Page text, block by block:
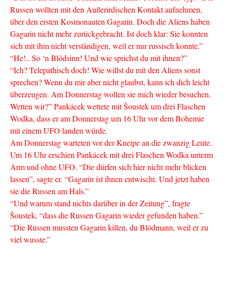
Russen wollten mit den Außerirdischen Kontakt aufnehmen,
über den ersten Kosmonauten Gagarin. Doch die Aliens haben
Gagarin nicht mehr zurückgebracht. Ist doch klar: Sie konnten
sich mit ihm nicht verständigen, weil er nur russisch konnte.”
“He!.. So ‘n Blödsinn! Und wie sprichst du mit ihnen?”
“Ich? Telepathisch doch! Wie willst du mit den Aliens sonst
sprechen? Wenn du mir aber nicht glaubst, kann ich dich leicht
überzeugen. Am Donnerstag wollen sie mich wieder besuchen.
Wetten wir?” Pankácek wettete mit Šoustek um drei Flaschen
Wodka, dass er am Donnerstag um 16 Uhr vor dem Bohemie
mit einem UFO landen würde.
Am Donnerstag warteten vor der Kneipe an die zwanzig Leute.
Um 16 Uhr erschien Pankácek mit drei Flaschen Wodka unterm
Arm und ohne UFO. “Die dürfen sich hier nicht mehr blicken
lassen”, sagte er. “Gagarin ist ihnen entwischt. Und jetzt haben
sie die Russen am Hals.”
“Und warum stand nichts darüber in der Zeitung”, fragte
Šoustek, “dass die Russen Gagarin wieder gefunden haben.”
“Die Russen mussten Gagarin killen, du Blödmann, weil er zu
viel wusste.”